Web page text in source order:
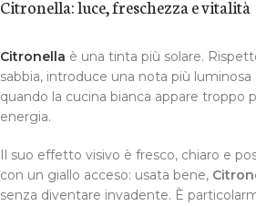
Citronella: luce, freschezza e vitalità
Citronella è una tinta più solare.
sabbia, introduce una nota più luminosa
quando la cucina bianca appare troppo
energia.
Il suo effetto visivo è fresco, chiaro e
con un giallo acceso: usata bene,
senza diventare invadente. È